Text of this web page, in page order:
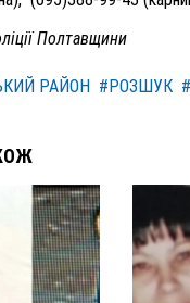
Полтавщини
РАЙОН #РОЗШУК